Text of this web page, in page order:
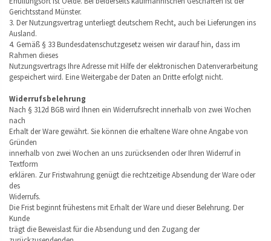
Gerichtsstand Münster.
3. Der Nutzungsvertrag unterliegt deutschem Recht, auch bei Lieferungen ins
Ausland.
4. Gemäß § 33 Bundesdatenschutzgesetz weisen wir darauf hin, dass im
Rahmen dieses
Nutzungsvertrags Ihre Adresse mit Hilfe der elektronischen Datenverarbeitung
gespeichert wird. Eine Weitergabe der Daten an Dritte erfolgt nicht.
Widerrufsbelehrung
Nach § 312d BGB wird Ihnen ein Widerrufsrecht innerhalb von zwei Wochen
nach
Erhalt der Ware gewährt. Sie können die erhaltene Ware ohne Angabe von
Gründen
innerhalb von zwei Wochen an uns zurücksenden oder Ihren Widerruf in
Textform
erklären. Zur Fristwahrung genügt die rechtzeitige Absendung der Ware oder
des
Widerrufs.
Die Frist beginnt frühestens mit Erhalt der Ware und dieser Belehrung. Der
Kunde
trägt die Beweislast für die Absendung und den Zugang der